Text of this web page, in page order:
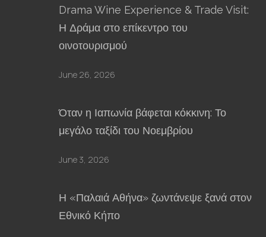
Drama Wine Experience & Trade Visit:
Η Δράμα στο επίκεντρο του
οινοτουρισμού
June 26, 2026
Όταν η Ιαπωνία βάφεται κόκκινη: Το
μεγάλο ταξίδι του Νοεμβρίου
June 3, 2026
Η «Παλαιά Αθήνα» ζωντάνεψε ξανά στον
Εθνικό Κήπο